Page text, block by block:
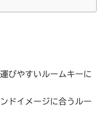
びやすいルームキーに
ドイメージに合うルー